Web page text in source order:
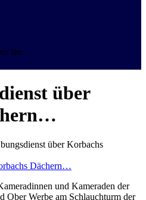
me
über
über Korbachs
und Kameraden der
Ober Werbe am Schlauchturm der